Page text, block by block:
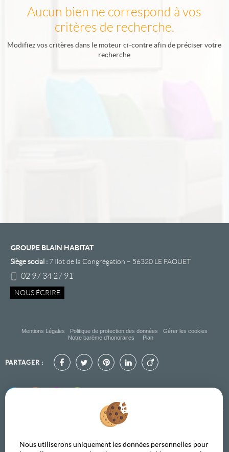
Aucun bien ne correspond à vos
critères de recherche.
Modifiez vos critères dans le moteur ci-contre afin de préciser votre
recherche
GROUPE BLAIN HABITAT
Siège social : 7 Ilot de la Congrégation – 56320 LE FAOUET
02 97 34 27 91
NOUS ÉCRIRE
Mentions Légales Politique de protection des données
Gérer les cookies
Notre barème d'honoraires
Plan
PARTAGER :
Nous utiliserons uniquement les données personnelles pour